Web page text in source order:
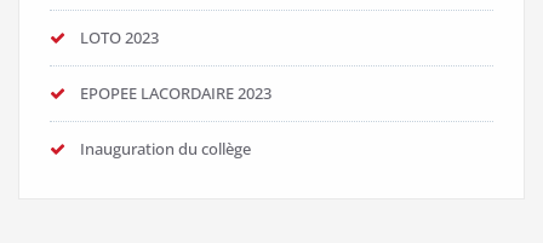
LOTO 2023
EPOPEE LACORDAIRE 2023
Inauguration du collège